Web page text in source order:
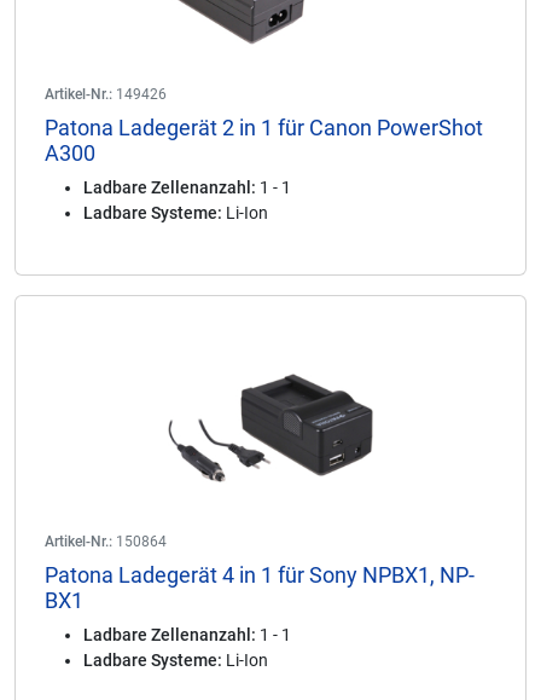
Artikel-Nr.: 149426
Patona Ladegerät 2 in 1 für Canon PowerShot
A300
Ladbare Zellenanzahl: 1 - 1
Ladbare Systeme: Li-Ion
Artikel-Nr.: 150864
Patona Ladegerät 4 in 1 für Sony NPBX1, NP-
BX1
Ladbare Zellenanzahl: 1 - 1
Ladbare Systeme: Li-Ion